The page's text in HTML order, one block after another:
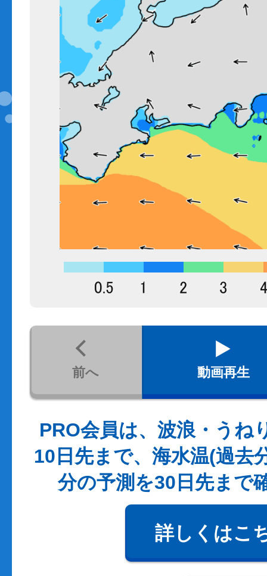
前へ 動画再生
PRO会員は、波浪・うね
10日先まで、海水温(過去
分の予測を30日先まで
詳しくはこ